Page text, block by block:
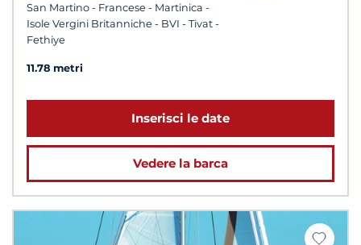
San Martino - Francese - Martinica -
Isole Vergini Britanniche - BVI - Tivat -
Fethiye
11.78 metri
Inserisci le date
Vedere la barca